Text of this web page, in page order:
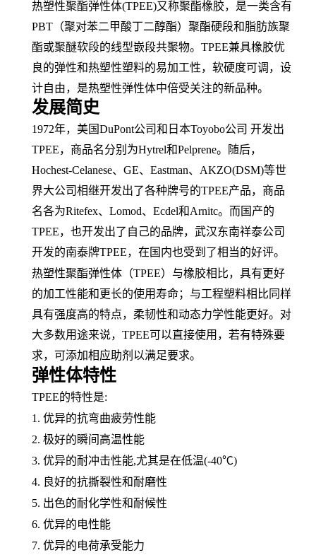
热塑性聚酯弹性体(TPEE)又称聚酯橡胶，是一类含有
PBT（聚对苯二甲酸丁二醇酯）聚酯硬段和脂肪族聚
酯或聚醚软段的线型嵌段共聚物。 TPEE兼具橡胶优
良的弹性和热塑性塑料的易加工性，软硬度可调， 设
计自由，是热塑性弹性体中倍受关注的新品种。
发展简史
1972年，美国DuPont公司和日本Toyobo公司 开发出
TPEE， 商品名分别为Hytrel和Pelprene。随后，
Hochest-Celanese、 GE、 Eastman、AKZO(DSM)等世
界大公司相继开发出了各种牌号的TPEE产品，商品
名各为Ritefex、Lomod、Ecdel和Arnitc。而国产的
TPEE，也开发出了自己的品牌，武汉东南祥泰公司
开发的南泰牌TPEE，在国内也受到了相当的好评。
热塑性聚酯弹性体（TPEE）与橡胶相比，具有更好
的加工性能和更长的使用寿命；与工程塑料相比同样
具有强度高的特点， 柔韧性和动态力学性能更好。对
大多数用途来说， TPEE可以直接使用，若有特殊要
求，可添加相应助剂以满足要求。
弹性体特性
TPEE的特性是:
1. 优异的抗弯曲疲劳性能
2. 极好的瞬间高温性能
3. 优异的耐冲击性能,尤其是在低温(-40℃)
4. 良好的抗撕裂性和耐磨性
5. 出色的耐化学性和耐候性
6. 优异的电性能
7. 优异的电荷承受能力